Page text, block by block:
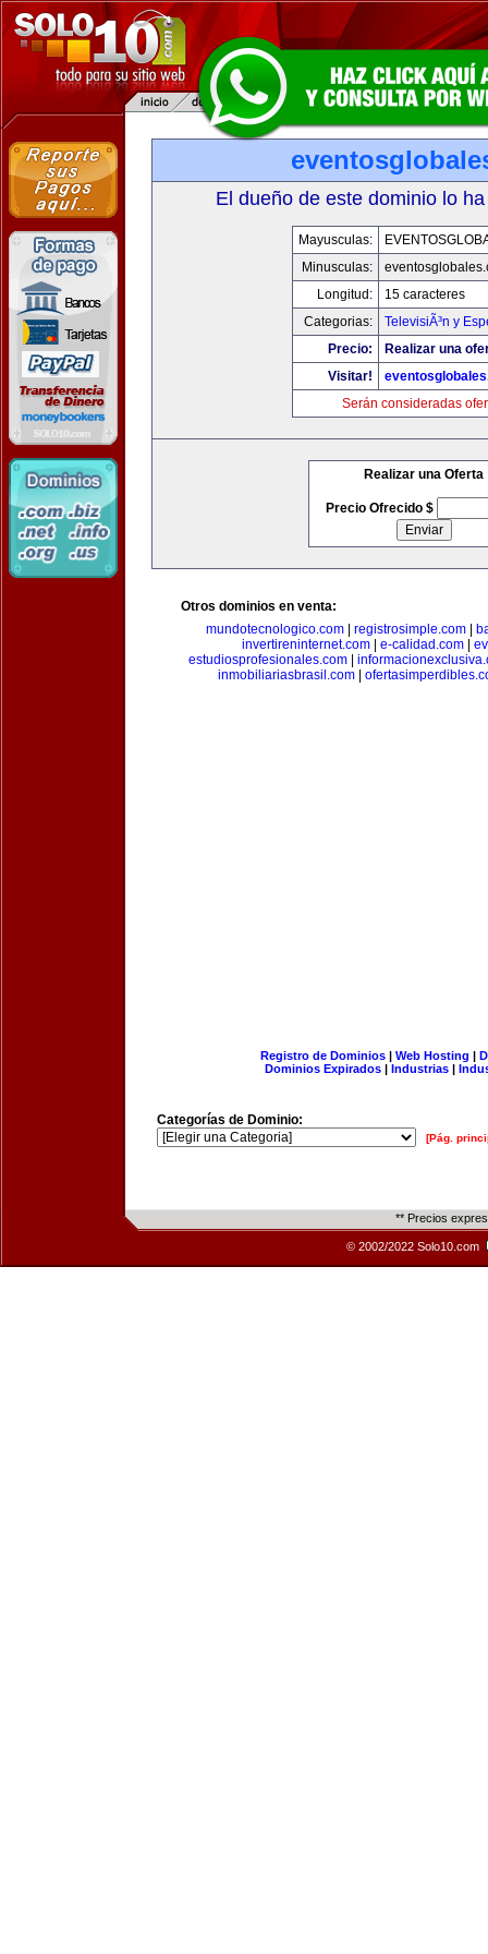
El dueño de este dominio lo
Mayusculas:
Minusculas:
Longitud:
15 caracteres
Categorias:
TelevisiÃ³n y
Precio:
Realizar una
Visitar!
Serán consideradas
Realizar una Oferta
Precio Ofrecido $
Otros dominios en venta:
mundotecnologico.com| registrosimple.com|
invertireninternet.com| e-calidad.com|
estudiosprofesionales.com|
inmobiliariasbrasil.com
Registro de Dominios| Web Hosting |
Dominios Expirados | Industrias |
Categorías de Dominio:
[Pág.
** Precios
© 2002/2022 Solo10.com